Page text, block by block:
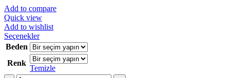
Add to compare
Quick view
Add to wishlist
SeçeneklerBu
ürünün
birden
fazla
varyasyonu
Beden
Renk
Temizle